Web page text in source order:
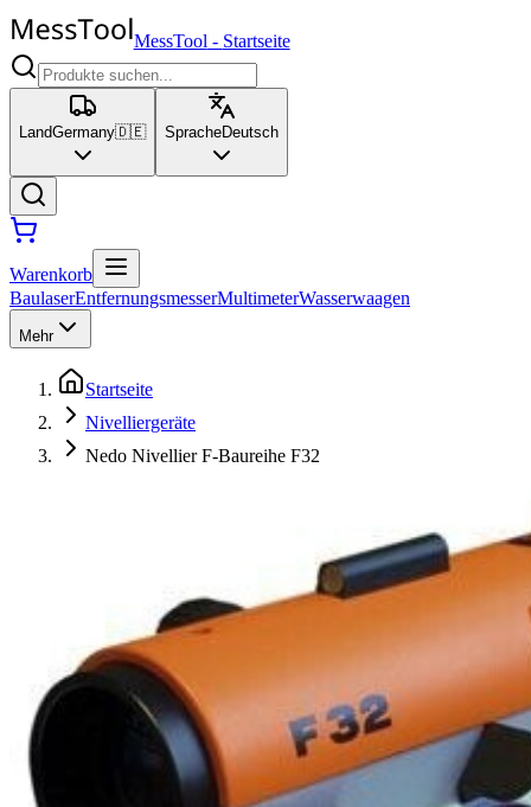
MessTool - Startseite
LandGermany🇩🇪 SpracheDeutsch
Warenkorb
BaulaserEntfernungsmesserMultimeterWasserwaagen
Mehr
Startseite
Nivelliergeräte
Nedo Nivellier F-Baureihe F32